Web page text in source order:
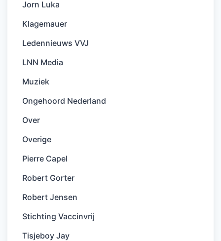
Jorn Luka
Klagemauer
Ledennieuws VVJ
LNN Media
Muziek
Ongehoord Nederland
Over
Overige
Pierre Capel
Robert Gorter
Robert Jensen
Stichting Vaccinvrij
Tisjeboy Jay